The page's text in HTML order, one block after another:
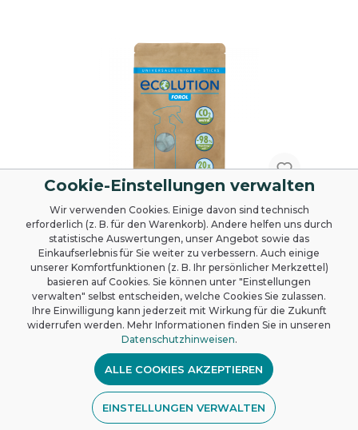
Lieferung bis 18.08.26
Dr. Schnell ECOLUTION FOROL
STICKS, Universalreiniger
pulverförmiger Universalreiniger, wirksame
Reinigung aller wasserbeständigen, glatten
und strukturierten Oberflächen, geeignet
auch für beschichtete sowie unbeschichtete,
wasserfeste Bodenbeläge, schnelle und
effiziente Reinigung aller Oberflächen mittels
Sprayreinigung, 1 Beutel à 20 x 3 g, (Krt à 15
Sprühfl. (leer) Sprühkopf
Varianten ab
25,38 €*
Cookie-Einstellungen verwalten
Wir verwenden Cookies. Einige davon sind technisch
erforderlich (z. B. für den Warenkorb). Andere helfen uns durch
statistische Auswertungen, unser Angebot sowie das
Einkaufserlebnis für Sie weiter zu verbessern. Auch einige
unserer Komfortfunktionen (z. B. Ihr persönlicher Merkzettel)
basieren auf Cookies. Sie können unter "Einstellungen
verwalten" selbst entscheiden, welche Cookies Sie zulassen.
Ihre Einwilligung kann jederzeit mit Wirkung für die Zukunft
widerrufen werden. Mehr Informationen finden Sie in unseren
Datenschutzhinweisen.
ALLE COOKIES AKZEPTIEREN
EINSTELLUNGEN VERWALTEN